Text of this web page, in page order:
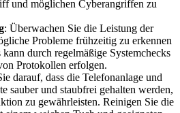
und möglichen Cyberangriffen zu
: Überwachen Sie die Leistung der
Probleme frühzeitig zu erkennen
durch regelmäßige Systemchecks
Protokollen erfolgen.
darauf, dass die Telefonanlage und
sauber und staubfrei gehalten werden,
zu gewährleisten. Reinigen Sie die